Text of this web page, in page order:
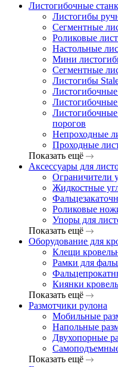
Листогибочные
Листогибы
Сегментные
Роликовые
Настольные
Мини
Сегментные
Листогибы
порогов
Непроходные
Проходные
Показать ещё
Аксессуары для
Ограничители
Жидкостные
Роликовые
Упоры для
Показать ещё
Оборудование для
Клещи
Рамки для
Киянки
Показать ещё
Размотчики рулона
Мобильные
Напольные
Двухопорные
Показать ещё